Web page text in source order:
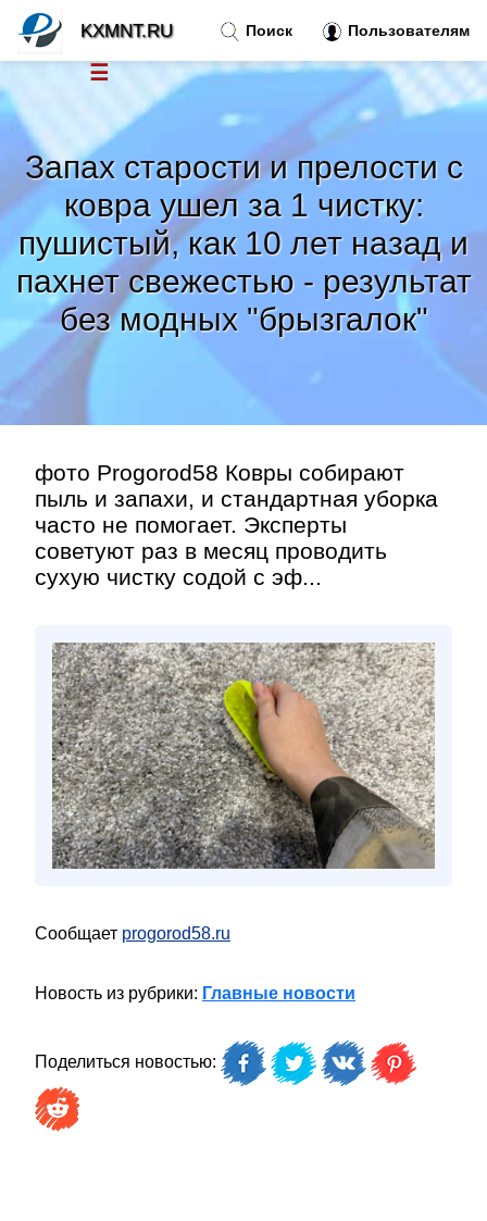
Запах старости и прелости с
ковра ушел за 1 чистку:
пушистый, как 10 лет назад и
пахнет свежестью - результат
без модных "брызгалок"
фото Progorod58 Ковры собирают
пыль и запахи, и стандартная уборка
часто не помогает. Эксперты
советуют раз в месяц проводить
сухую чистку содой с эф...
Сообщает progorod58.ru
Новость из рубрики: Главные новости
Поделиться новостью:
Поиск Пользователям
KXMNT.RU
☰
Тренды новостей»
Рубрики»
Правила »
Контакт